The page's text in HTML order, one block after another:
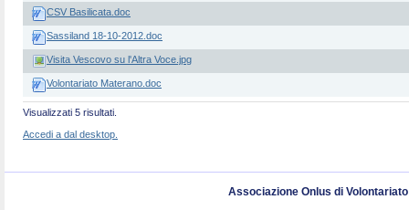
CSV Basilicata.doc
Sassiland 18-10-2012.doc
Visita Vescovo su l'Altra Voce.jpg
Volontariato Materano.doc
Visualizzati 5 risultati.
Accedi a dal desktop.
Associazione Onlus di